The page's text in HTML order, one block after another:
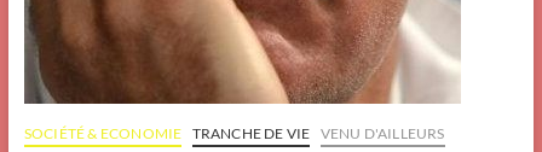
SOCIÉTÉ & ECONOMIE TRANCHE DE VIE VENU D'AILLEURS